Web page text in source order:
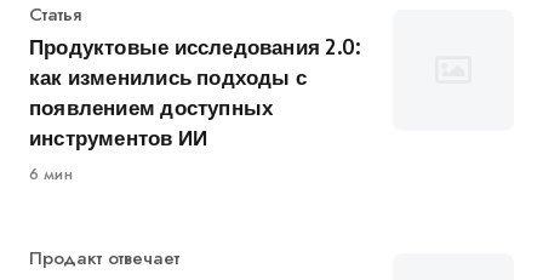
Категория
Статья
Продуктовые исследования 2.0:
как изменились подходы с
появлением доступных
инструментов ИИ
6 мин
Категория
Продакт отвечает